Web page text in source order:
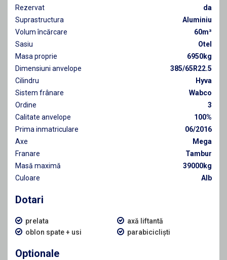
Rezervat
da
Suprastructura
Aluminiu
Volum încărcare
60m³
Sasiu
Otel
Masa proprie
6950kg
Dimensiuni anvelope
385/65R22.5
Cilindru
Hyva
Sistem frânare
Wabco
Ordine
3
Calitate anvelope
100%
Prima inmatriculare
06/2016
Axe
Mega
Franare
Tambur
Masă maximă
39000kg
Culoare
Alb
Dotari
prelata
oblon spate + usi
axă liftantă
parabicicliști
Optionale